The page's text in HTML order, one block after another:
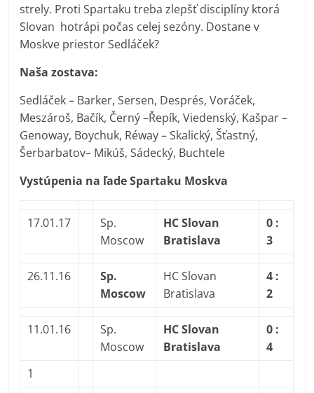
strely. Proti Spartaku treba zlepšť disciplíny ktorá
Slovan hotrápi počas celej sezóny. Dostane v
Moskve priestor Sedláček?
Naša zostava:
Sedláček – Barker, Sersen, Després, Voráček,
Meszároš, Bačík, Černý –Řepík, Viedenský, Kašpar –
Genoway, Boychuk, Réway – Skalický, Šťastný,
Šerbarbatov– Mikúš, Sádecký, Buchtele
Vystúpenia na ľade Spartaku Moskva
17.01.17
Sp.
Moscow
HC Slovan
Bratislava
0 :
3
26.11.16
Sp.
Moscow
HC Slovan
Bratislava
4 :
2
11.01.16
Sp.
Moscow
HC Slovan
Bratislava
0 :
4
1